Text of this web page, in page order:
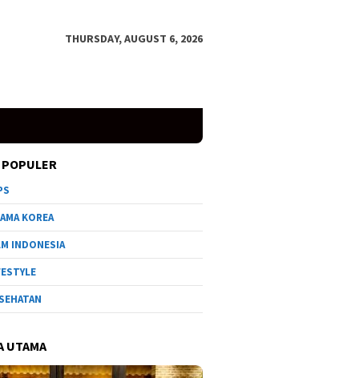
THURSDAY, AUGUST 6, 2026
KOREA
INDONESIA
UTAMA